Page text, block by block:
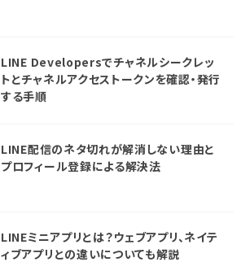
LINE Developersでチャネルシークレッ
トとチャネルアクセストークンを確認・発行
する手順
LINE配信のネタ切れが解消しない理由と
プロフィール登録による解決法
LINEミニアプリとは？ウェブアプリ、ネイテ
ィブアプリとの違いについても解説